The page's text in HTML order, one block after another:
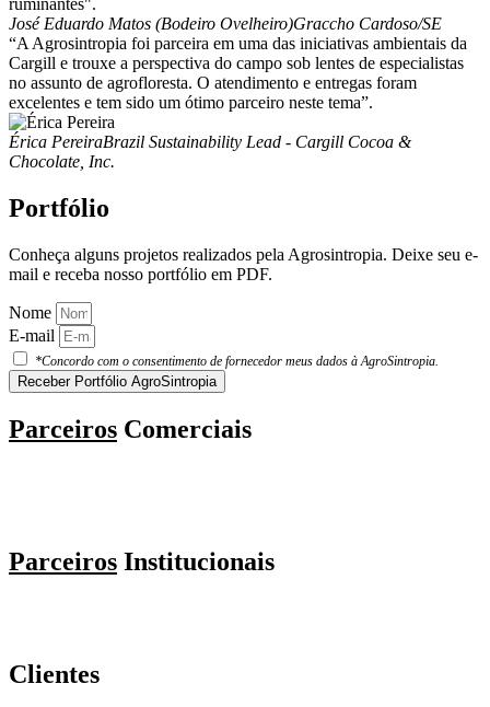
ruminantes".
José Eduardo Matos (Bodeiro Ovelheiro)Graccho Cardoso/SE
“A Agrosintropia foi parceira em uma das iniciativas ambientais da
Cargill e trouxe a perspectiva do campo sob lentes de especialistas
no assunto de agrofloresta. O atendimento e entregas foram
excelentes e tem sido um ótimo parceiro neste tema”.
Érica PereiraBrazil Sustainability Lead - Cargill Cocoa &
Chocolate, Inc.
Portfólio
Conheça alguns projetos realizados pela Agrosintropia. Deixe seu e-
mail e receba nosso portfólio em PDF.
Nome
E-mail
*Concordo com o consentimento de fornecedor meus dados à AgroSintropia.
Receber Portfólio AgroSintropia
Parceiros Comerciais
Parceiros Institucionais
Clientes